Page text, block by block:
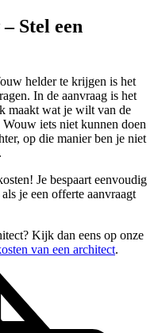
Stel een
helder te krijgen is het
In de aanvraag is het
maakt wat je wilt van de
iets niet kunnen doen
op die manier ben je niet
Je bespaart eenvoudig
je een offerte aanvraagt
Kijk dan eens op onze
van een architect.